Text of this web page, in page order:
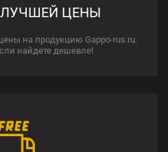
ЛУЧШЕЙ ЦЕНЫ
на продукцию Gappo-rus.ru.
найдете дешевле!